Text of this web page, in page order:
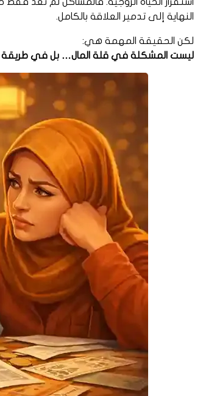
النهاية إلى تدمير العلاقة بالكامل.
لكن الحقيقة المهمة هي:
ليست المشكلة في قلة المال… بل في طريقة